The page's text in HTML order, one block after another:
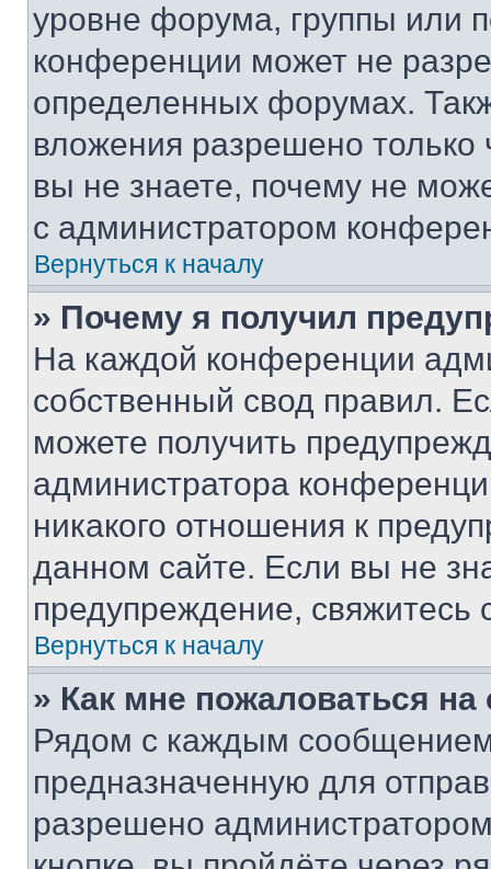
уровне форума, группы или
конференции может не
определенных форумах.
вложения разрешено
вы не знаете, почему не
с администратором
Вернуться к началу
» Почему я получил
На каждой конференции
собственный свод правил.
можете получить
администратора
никакого отношения к
данном сайте. Если вы не
предупреждение,
Вернуться к началу
» Как мне пожаловаться
Рядом с каждым сообщением
предназначенную для
разрешено